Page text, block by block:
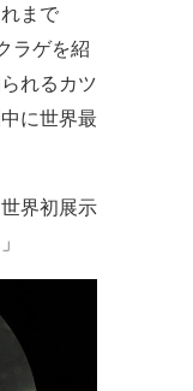
まで
ラゲを紹
れるカツ
に世界最
界初展示